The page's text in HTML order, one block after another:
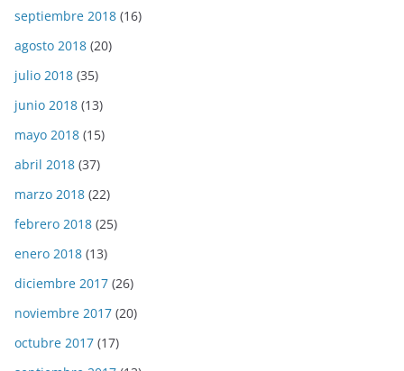
septiembre 2018 (16)
agosto 2018 (20)
julio 2018 (35)
junio 2018 (13)
mayo 2018 (15)
abril 2018 (37)
marzo 2018 (22)
febrero 2018 (25)
enero 2018 (13)
diciembre 2017 (26)
noviembre 2017 (20)
octubre 2017 (17)